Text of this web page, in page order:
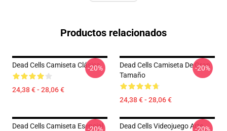
Productos relacionados
Dead Cells Camiseta Clásica
24,38 € - 28,06 €
-20%
Dead Cells Camiseta De Gran
Tamaño
24,38 € - 28,06 €
-20%
Dead Cells Camiseta Esencial
-20%
Dead Cells Videojuego Arte-20%